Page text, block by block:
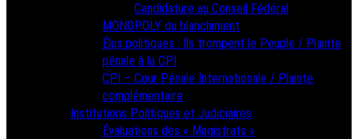
Candidature au Conseil Fédéral
MONOPOLY du blanchiment
Élus politiques : Ils trompent le Peuple / Plainte
pénale à la CPI
CPI – Cour Pénale Internationale / Plainte
complémentaire
Institutions Politiques et Judiciaires
Évaluations des « Magistrats »